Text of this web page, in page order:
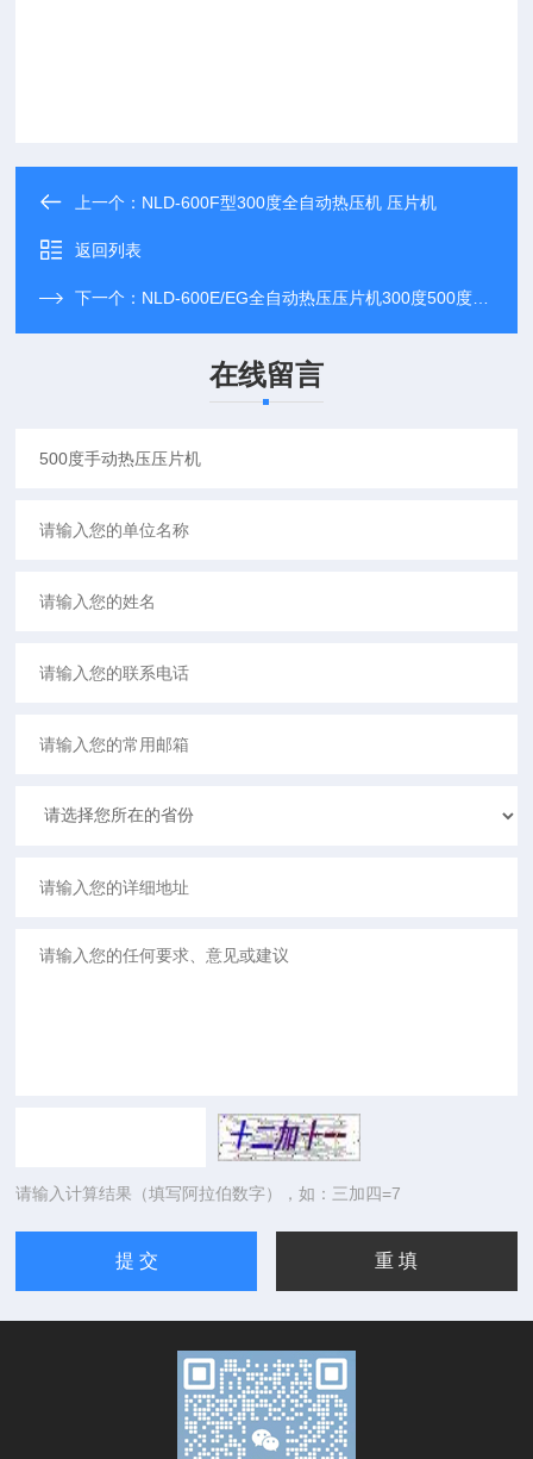
上一个： NLD-600F型300度全自动热压机 压片机
返回列表
下一个： NLD-600E/EG全自动热压压片机300度500度薄膜制样机
在线留言
请输入计算结果（填写阿拉伯数字），如：三加四=7